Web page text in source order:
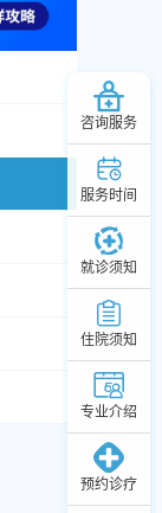
咨询服务
服务时间
就诊须知
住院须知
专业介绍
预约诊疗